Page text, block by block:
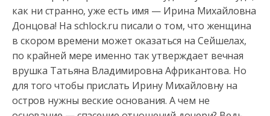
как ни странно, уже есть имя — Ирина Михайловна
Донцова! На schlock.ru писали о том, что женщина
в скором времени может оказаться на Сейшелах,
по крайней мере именно так утверждает вечная
врушка Татьяна Владимировна Африкантова. Но
для того чтобы прислать Ирину Михайловну на
остров нужны веские основания. А чем не